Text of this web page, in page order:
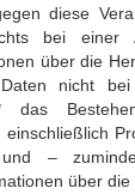
diese
bei einer
über die
Daten nicht
einschließlich
–
über